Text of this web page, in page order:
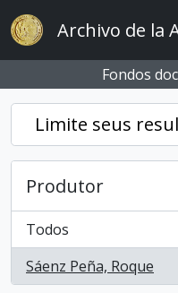
Skip to main content
Archivo de la
Fondos
Limite seus
Produtor
Todos
Sáenz Peña, Roque
, 1 resultados